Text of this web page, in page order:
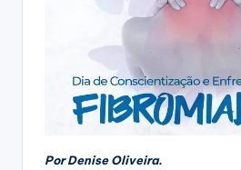
Por Denise Oliveira.